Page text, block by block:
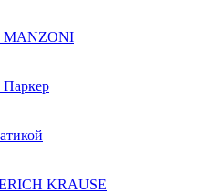
MANZONI
Паркер
KRAUSE